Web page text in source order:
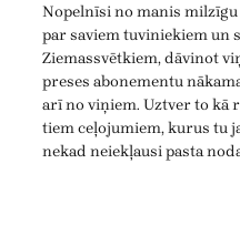
Nopelnīsi no manis
par saviem tuviniekiem un
Ziemassvētkiem, dāvinot
preses abonementu
arī no viņiem. Uztver to kā
tiem ceļojumiem, kurus tu
nekad neiekļausi pasta